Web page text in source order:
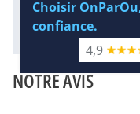
NOTRE AVIS
Choisir
confiance.
4,9